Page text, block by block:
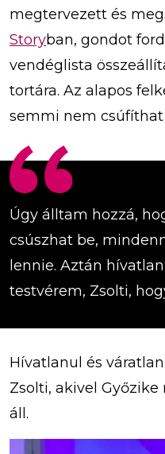
megtervezett és
Storyban, gondot
vendéglista
tortára. Az alapos
semmi nem csúfíthat
Úgy álltam hozzá,
csúszhat be,
lennie. Aztán
testvérem, Zsolti,
Hívatlanul és
Zsolti, akivel
áll.